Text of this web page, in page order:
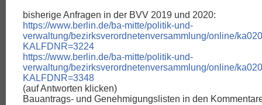
bisherige Anfragen in der BVV 2019 und 2020:
https://www.berlin.de/ba-mitte/politik-und-
verwaltung/bezirksverordnetenversammlung/online/
KALFDNR=3224
https://www.berlin.de/ba-mitte/politik-und-
verwaltung/bezirksverordnetenversammlung/online/
KALFDNR=3348
(auf Antworten klicken)
Bauantrags- und Genehmigungslisten in den